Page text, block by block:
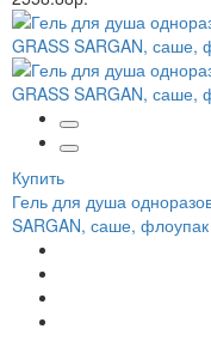
Купить
Гель для душа
SARGAN, саше, флоупак